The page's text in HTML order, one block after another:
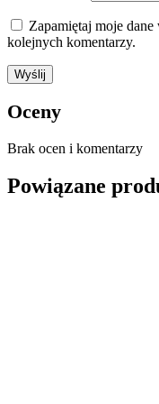
Zapamiętaj moje dane
kolejnych komentarzy.
Oceny
Brak ocen i komentarzy
Powiązane